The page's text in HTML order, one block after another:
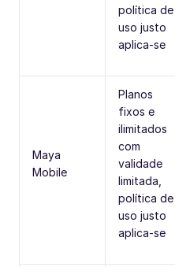
política de
uso justo
aplica-se
Maya
Mobile
Planos
fixos e
ilimitados
com
validade
limitada,
política de
uso justo
aplica-se